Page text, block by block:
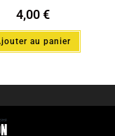
4,00€
au panier